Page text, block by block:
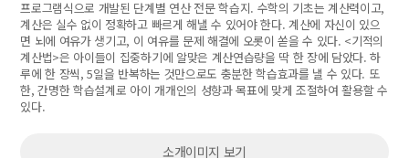
프로그램식으로 개발된 단계별 연산 전문 학습지. 수학의 기초는 계산력이고,
계산은 실수 없이 정확하고 빠르게 해낼 수 있어야 한다. 계산에 자신이 있으
면 뇌에 여유가 생기고, 이 여유를 문제 해결에 오롯이 쏟을 수 있다. <기적의
계산법>은 아이들이 집중하기에 알맞은 계산연습량을 딱 한 장에 담았다. 하
루에 한 장씩, 5일을 반복하는 것만으로도 충분한 학습효과를 낼 수 있다. 또
한, 간명한 학습설계로 아이 개개인의 성향과 목표에 맞게 조절하여 활용할 수
있다.
소개이미지 보기